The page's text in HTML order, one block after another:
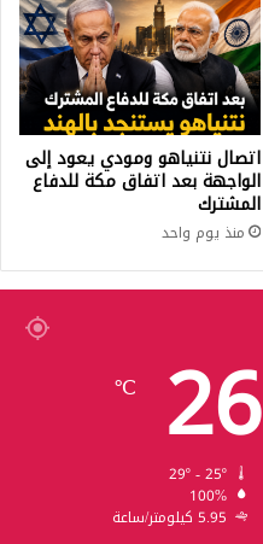
اتصال نتنياهو ومودي يعود إلى
الواجهة بعد اتفاق مكة للدفاع
المشترك
منذ يوم واحد
26
℃
100%
5.95 كيلومتر/ساعة